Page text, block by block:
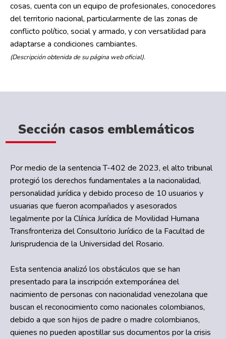
cosas, cuenta con un equipo de profesionales, conocedores
del territorio nacional, particularmente de las zonas de
conflicto político, social y armado, y con versatilidad para
adaptarse a condiciones cambiantes.
(Descripción obtenida de su página web oficial).
Sección casos emblemáticos
Por medio de la sentencia T-402 de 2023, el alto tribunal
protegió los derechos fundamentales a la nacionalidad,
personalidad jurídica y debido proceso de 10 usuarios y
usuarias que fueron acompañados y asesorados
legalmente por la Clínica Jurídica de Movilidad Humana
Transfronteriza del Consultorio Jurídico de la Facultad de
Jurisprudencia de la Universidad del Rosario.
Esta sentencia analizó los obstáculos que se han
presentado para la inscripción extemporánea del
nacimiento de personas con nacionalidad venezolana que
buscan el reconocimiento como nacionales colombianos,
debido a que son hijos de padre o madre colombianos,
quienes no pueden apostillar sus documentos por la crisis